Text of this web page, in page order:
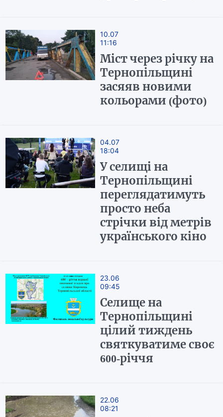
10.07
11:16
Міст через річку на
Тернопільщині
засяяв новими
кольорами (фото)
04.07
18:04
У селищі на
Тернопільщині
переглядатимуть
просто неба
стрічки від метрів
українського кіно
23.06
09:45
Селище на
Тернопільщині
цілий тиждень
святкуватиме своє
600-річчя
22.06
08:21